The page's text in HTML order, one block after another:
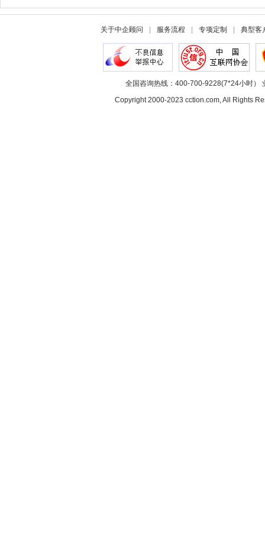
关于中企顾问 服务流程 专项定制 典型客
全国咨询热线：400-700-9228(7*24小时）
Copyright 2000-2023 cction.com, All Rights